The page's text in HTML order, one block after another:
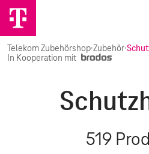
Telekom Zubehörshop·Zubehör·
In Kooperation mit
519